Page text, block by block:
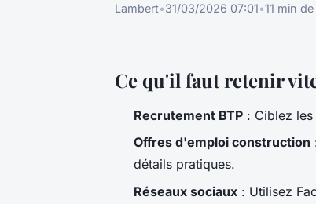
Lambert•31/03/2026 07:01•11 min
Ce qu'il faut retenir
Recrutement BTP : Ciblez les
Offres d'emploi construction
détails pratiques.
Réseaux sociaux : Utilisez